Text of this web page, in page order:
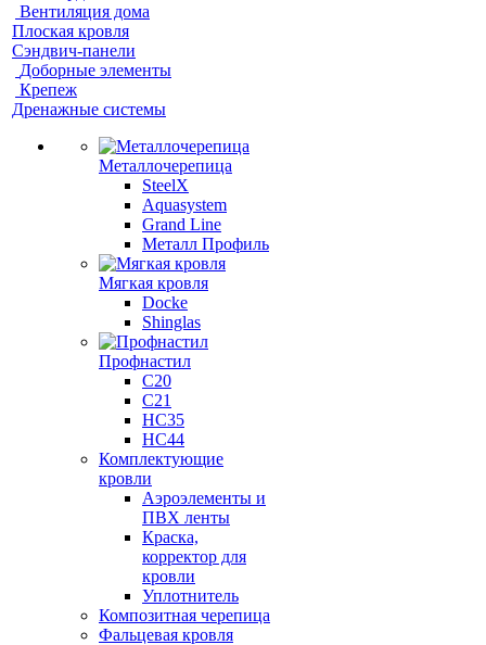
Вентиляция дома
Плоская кровля
Сэндвич-панели
Доборные элементы
Крепеж
Дренажные системы
Металлочерепица
SteelX
Aquasystem
Grand Line
Металл Профиль
Мягкая кровля
Docke
Shinglas
Профнастил
C20
C21
НС35
НС44
Комплектующие
кровли
Аэроэлементы и
ПВХ ленты
Краска,
корректор для
кровли
Уплотнитель
Композитная черепица
Фальцевая кровля